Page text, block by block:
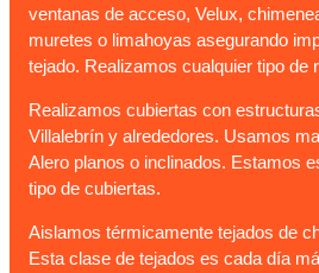
ventanas de acceso, Velux,
muretes o limahoyas asegurando
tejado. Realizamos cualquier tipo de
Realizamos cubiertas con
Villalebrín y alrededores. Usamos
Alero planos o inclinados. Estamos
tipo de cubiertas.
Aislamos térmicamente tejados de
Esta clase de tejados es cada día